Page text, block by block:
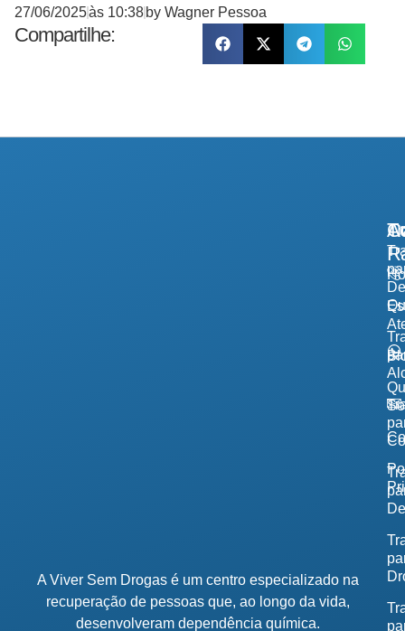
27/06/2025às 10:38 by Wagner Pessoa
Compartilhe:
A Viver Sem Drogas é um centro especializado na
recuperação de pessoas que, ao longo da vida,
desenvolveram dependência química.